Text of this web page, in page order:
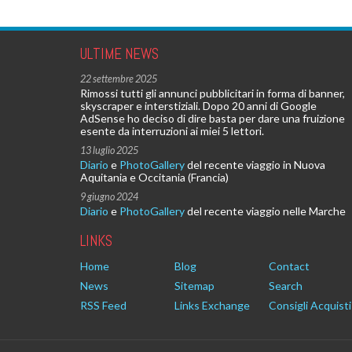
ULTIME NEWS
22 settembre 2025
Rimossi tutti gli annunci pubblicitari in forma di banner,
skyscraper e interstiziali. Dopo 20 anni di Google
AdSense ho deciso di dire basta per dare una fruizione
esente da interruzioni ai miei 5 lettori.
13 luglio 2025
Diario e PhotoGallerydel recente viaggio in Nuova
Aquitania e Occitania (Francia)
9 giugno 2024
Diario e PhotoGallerydel recente viaggio nelle Marche
LINKS
Home Blog
Contact
News
Sitemap
Search
RSS Feed
Links Exchange Consigli Acquisti